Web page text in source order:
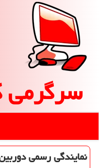
سرگرمی
نمایندگی رسمی